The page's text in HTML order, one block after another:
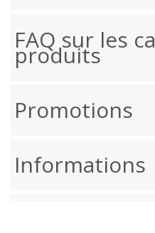
FAQ sur les
produits
Promotions
Informations